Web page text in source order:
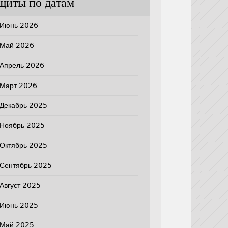
по датам
Июнь 2026
Май 2026
Апрель 2026
Март 2026
Декабрь 2025
Ноябрь 2025
Октябрь 2025
Сентябрь 2025
Август 2025
Июнь 2025
Май 2025